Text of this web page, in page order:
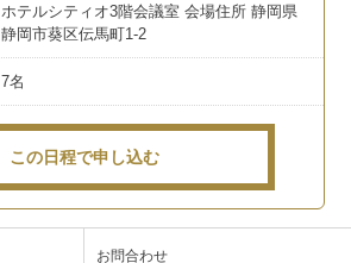
ホテルシティオ3階会議室 会場住所 静岡県
静岡市葵区伝馬町1-2
7名
この日程で申し込む
お問合わせ